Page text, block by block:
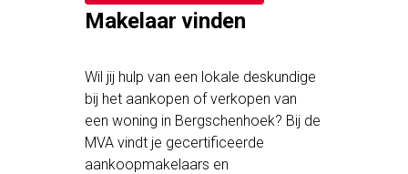
Makelaar vinden
Wil jij hulp van een lokale deskundige
bij het aankopen of verkopen van
een woning in Bergschenhoek? Bij de
MVA vindt je gecertificeerde
aankoopmakelaars en